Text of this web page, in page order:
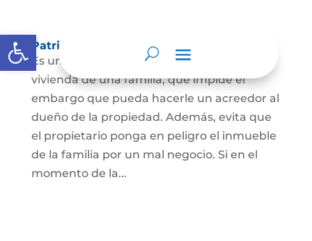
Abrir barra de herramientas
Patrimonio de familia inembargable
Es una clase especial de protección de la
vivienda de una familia, que impide el
embargo que pueda hacerle un acreedor al
dueño de la propiedad. Además, evita que
el propietario ponga en peligro el inmueble
de la familia por un mal negocio. Si en el
momento de la...